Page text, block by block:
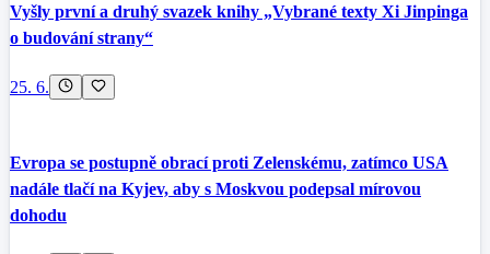
Vyšly první a druhý svazek knihy „Vybrané texty Xi Jinpinga
o budování strany“
25. 6.
Evropa se postupně obrací proti Zelenskému, zatímco USA
nadále tlačí na Kyjev, aby s Moskvou podepsal mírovou
dohodu